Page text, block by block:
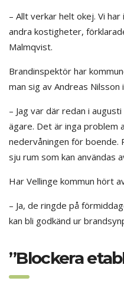
– Allt verkar helt okej. Vi
andra kostigheter,
Malmqvist.
Brandinspektör har
man sig av Andreas
– Jag var där redan i
ägare. Det är inga problem
nedervåningen för boende.
sju rum som kan användas
Har Vellinge kommun hört
– Ja, de ringde på
kan bli godkänd ur
”Blockera